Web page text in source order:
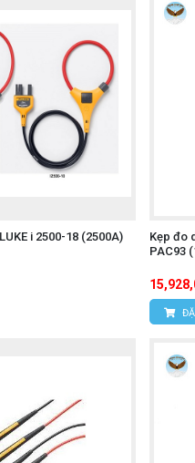
i 2500-18 (2500A)
Kẹp đo
PAC93